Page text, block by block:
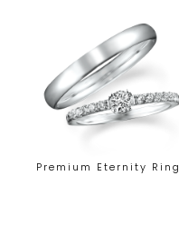
Premium Eternity Ring